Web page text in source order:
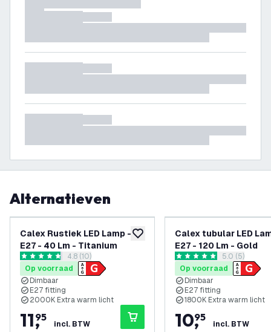
Alternatieven
toevoegen aan verlanglijst
Calex Rustiek LED Lamp -
E27 - 40 Lm - Titanium
reviews drawer openen
4.8 score sterren4.8 (10)
Op voorraad
Dimbaar
E27 fitting
2000K Extra warm licht
11,
95
incl. BTW
Calex tubular LED
E27 - 120 Lm - Gold
reviews
5 score sterren5.0 (5)
Op voorraad
Dimbaar
E27 fitting
1800K Extra warm licht
10,
95
incl. BTW